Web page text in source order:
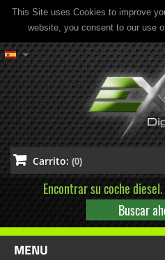
This Site uses Cookies to improve
website, you consent to our use
Carrito: (0)
Encontrar su coche
Buscar
MENU